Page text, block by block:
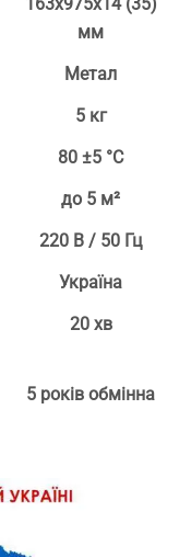
мм
Метал
5 кг
80 ±5 °С
до 5 м²
220 В / 50 Гц
Україна
20 хв
5 років обмінна